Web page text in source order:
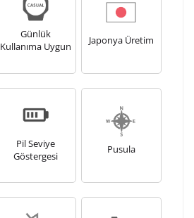
Günlük
Kullanıma Uygun
Japonya Üretim
Pil Seviye
Göstergesi
Pusula